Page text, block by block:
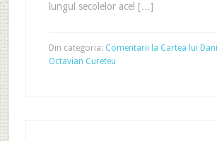
lungul secolelor acel […]
Din categoria: Comentarii la Cartea lui
Octavian Cureteu